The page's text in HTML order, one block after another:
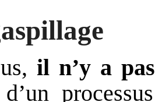
il n’y a pas